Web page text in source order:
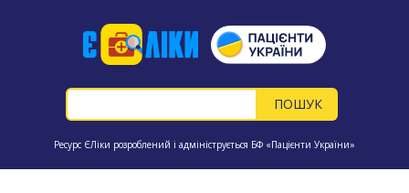
Ресурс ЄЛіки розроблений і адмініструється БФ «Пацієнти України»